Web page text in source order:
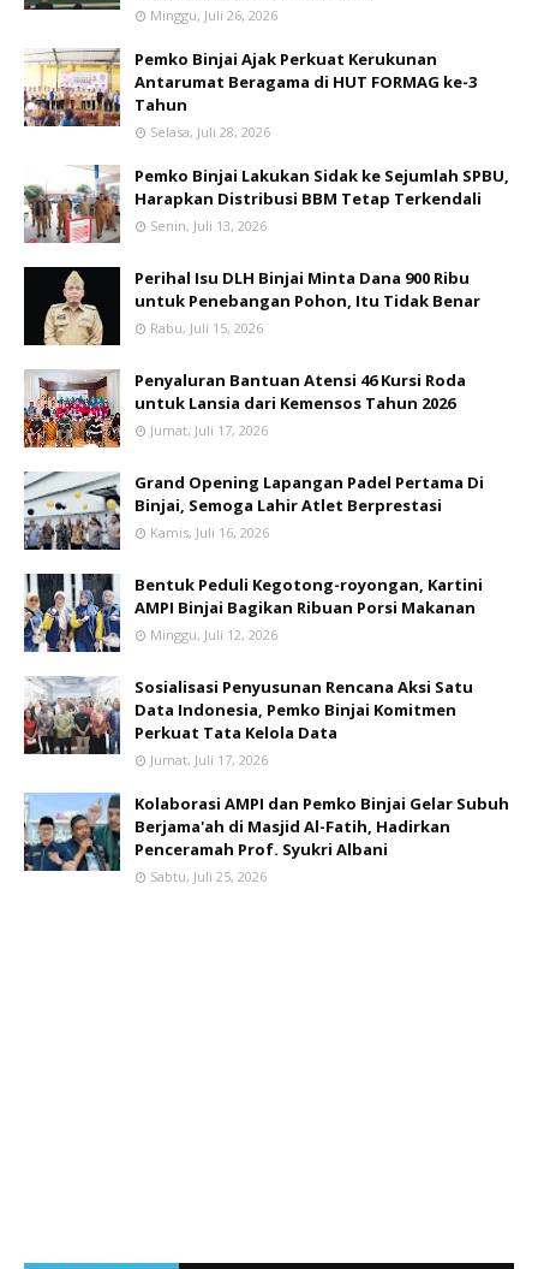
Minggu, Juli 26, 2026
Pemko Binjai Ajak Perkuat Kerukunan
Antarumat Beragama di HUT FORMAG ke-3
Tahun
Selasa, Juli 28, 2026
Pemko Binjai Lakukan Sidak ke Sejumlah SPBU,
Harapkan Distribusi BBM Tetap Terkendali
Senin, Juli 13, 2026
Perihal Isu DLH Binjai Minta Dana 900 Ribu
untuk Penebangan Pohon, Itu Tidak Benar
Rabu, Juli 15, 2026
Penyaluran Bantuan Atensi 46 Kursi Roda
untuk Lansia dari Kemensos Tahun 2026
Jumat, Juli 17, 2026
Grand Opening Lapangan Padel Pertama Di
Binjai, Semoga Lahir Atlet Berprestasi
Kamis, Juli 16, 2026
Bentuk Peduli Kegotong-royongan, Kartini
AMPI Binjai Bagikan Ribuan Porsi Makanan
Minggu, Juli 12, 2026
Sosialisasi Penyusunan Rencana Aksi Satu
Data Indonesia, Pemko Binjai Komitmen
Perkuat Tata Kelola Data
Jumat, Juli 17, 2026
Kolaborasi AMPI dan Pemko Binjai Gelar Subuh
Berjama'ah di Masjid Al-Fatih, Hadirkan
Penceramah Prof. Syukri Albani
Sabtu, Juli 25, 2026